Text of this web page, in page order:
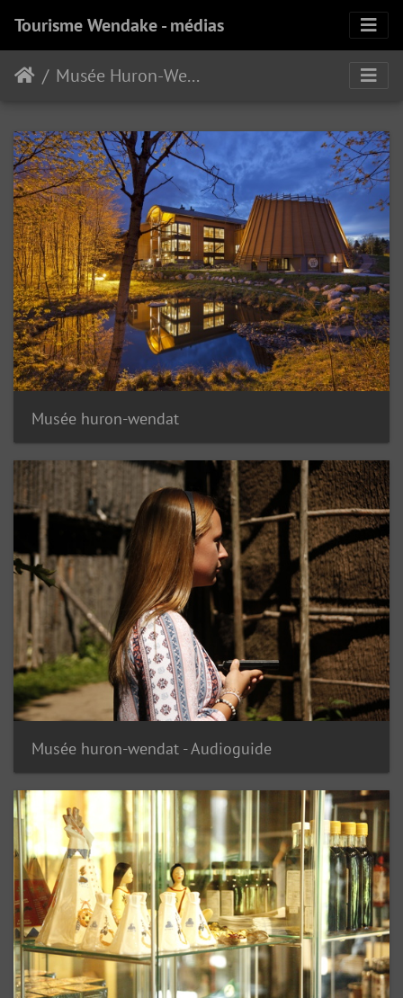
Tourisme Wendake - médias
Musée Huron-Wendat
Musée huron-wendat
Musée huron-wendat - Audioguide